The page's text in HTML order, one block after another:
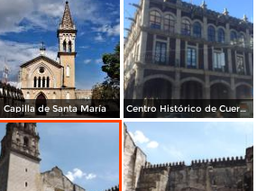
Capilla de Santa María Centro Histórico de Cuernavaca